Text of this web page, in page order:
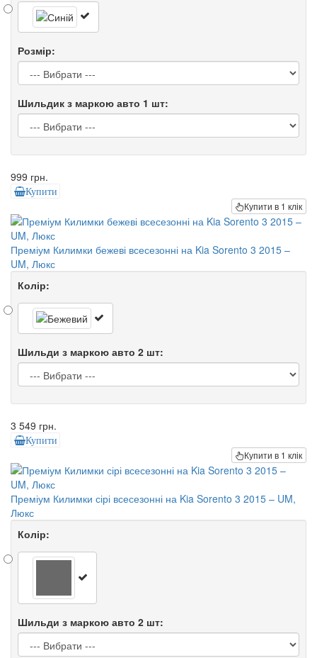
Розмір:
Шильдик з маркою авто 1 шт:
999 грн.
Купити
Купити в 1 клік
Преміум Килимки бежеві всесезонні на Kia Sorento 3 2015 –
UM, Люкс
Колір:
Шильди з маркою авто 2 шт:
3 549 грн.
Купити
Купити в 1 клік
Преміум Килимки сірі всесезонні на Kia Sorento 3 2015 – UM,
Люкс
Колір:
Шильди з маркою авто 2 шт: